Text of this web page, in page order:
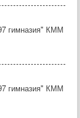
гимназия" КММ
гимназия" КММ